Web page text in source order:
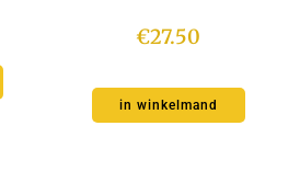
€27.50
in winkelmand